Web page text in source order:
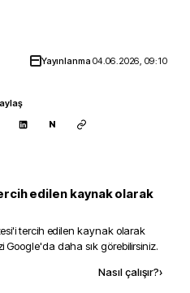
Yayınlanma04.06.2026, 09:10
N
edilen kaynak olarak
'i tercih edilen kaynak olarak
Google'da daha sık görebilirsiniz.
Nasıl çalışır?›